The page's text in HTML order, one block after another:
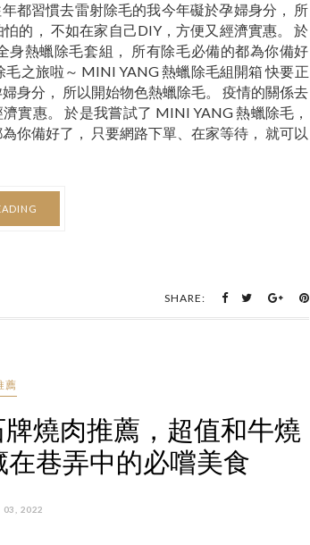
都習慣去雷射除毛的我今年礙於孕婦身分， 所
的， 不如在家自己DIY，方便又經濟實惠。 於
身熱蠟除毛套組， 所有除毛必備的都為你備好
之旅啦～ MINI YANG 熱蠟除毛組開箱 快要正
身分， 所以開始物色熱蠟除毛。 疫情的關係去
實惠。 於是我嘗試了 MINI YANG 熱蠟除毛，
你備好了， 只要網路下單、在家等待， 就可以
SHARE:
薦
燒肉推薦，超值和牛燒
巷弄中的必嚐美食
03, 2022